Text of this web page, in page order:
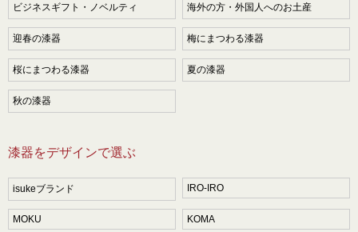
ビジネスギフト・ノベルティ 海外の方・外国人へのお土産
迎春の漆器 梅にまつわる漆器
桜にまつわる漆器 夏の漆器
秋の漆器
漆器をデザインで選ぶ
isukeブランド IRO-IRO
MOKU KOMA